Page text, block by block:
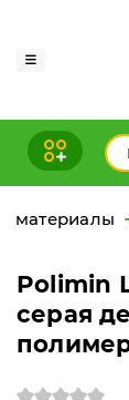
материалы
Polimin
серая